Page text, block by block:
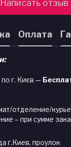
Написать отзыв
Оплата
г. Києв —
отделение/
– при сумме
г.Киев, проулок